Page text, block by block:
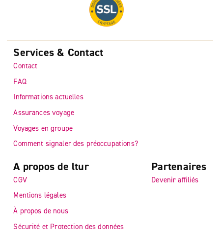
Services & Contact
Contact
FAQ
Informations actuelles
Assurances voyage
Voyages en groupe
Comment signaler des préoccupations?
A propos de ltur
CGV
Mentions légales
À propos de nous
Sécurité et Protection des données
Partenaires
Devenir affiliés